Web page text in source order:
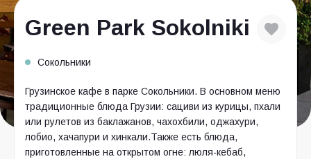
Green Park Sokolniki
Сокольники
Грузинское кафе в парке Сокольники. В основном меню
традиционные блюда Грузии: сациви из курицы, пхали
или рулетов из баклажанов, чахохбили, оджахури,
лобио, хачапури и хинкали.Также есть блюда,
приготовленные на открытом огне: люля-кебаб,